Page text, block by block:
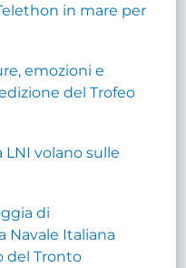
in mare per
emozioni e
del Trofeo
volano sulle
di
Navale Italiana
del Tronto